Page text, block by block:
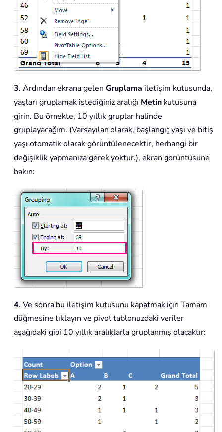
3. Ardından ekrana gelen Gruplama iletişim kutusunda,
yaşları gruplamak istediğiniz aralığı Metin kutusuna
girin. Bu örnekte, 10 yıllık gruplar halinde
gruplayacağım. (Varsayılan olarak, başlangıç yaşı ve bitiş
yaşı otomatik olarak görüntülenecektir, herhangi bir
değişiklik yapmanıza gerek yoktur.), ekran görüntüsüne
bakın:
4. Ve sonra bu iletişim kutusunu kapatmak için Tamam
düğmesine tıklayın ve pivot tablonuzdaki veriler
aşağıdaki gibi 10 yıllık aralıklarla gruplanmış olacaktır: